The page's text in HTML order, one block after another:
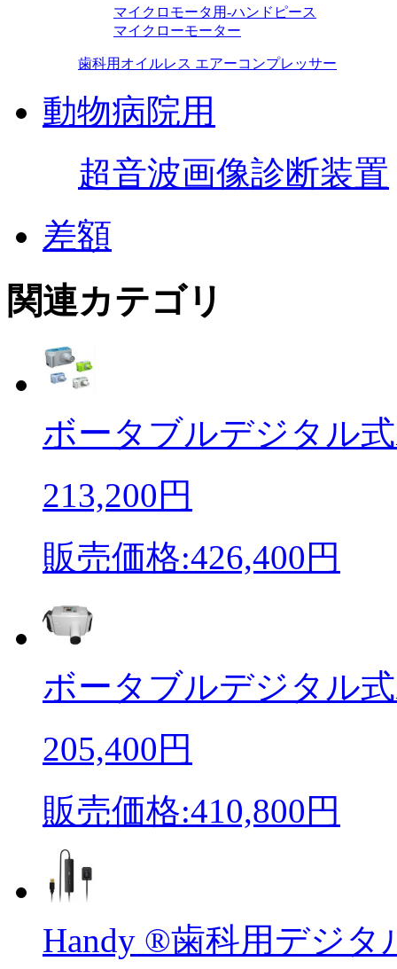
マイクロモータ用-ハンドピース
マイクローモーター
歯科用オイルレス エアーコンプレッサー
動物病院用
超音波画像診断装置
差額
関連カテゴリ
ボータブルデジタル
213,200円
販売価格:426,400円
ボータブルデジタル
205,400円
販売価格:410,800円
Handy ®歯科用デジタ